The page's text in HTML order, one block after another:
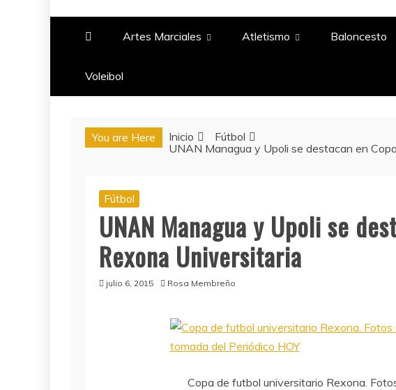
Artes Marciales Atletismo Baloncesto
Voleibol​
You are Here Inicio
Fútbol
UNAN Managua y Upoli se destacan en
Fútbol
UNAN Managua y Upoli se
Rexona Universitaria
julio 6, 2015 Rosa Membreño
Copa de futbol universitario Rexona.